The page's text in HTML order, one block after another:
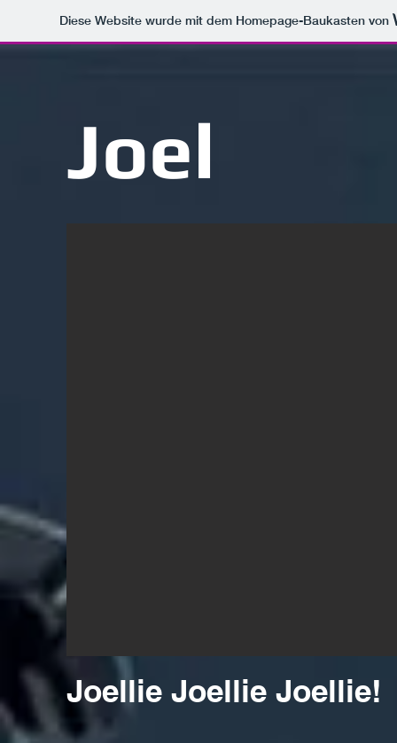
Diese Website wurde mit dem Homepage-Baukasten von
Joel
Joellie Joellie Joellie!